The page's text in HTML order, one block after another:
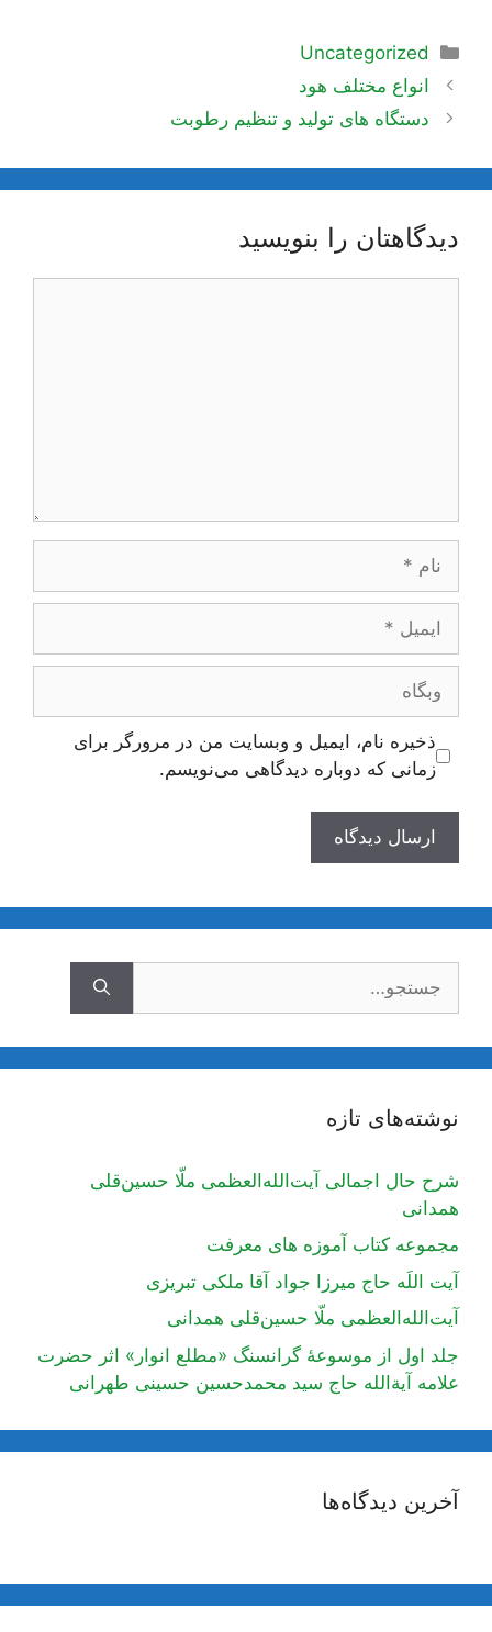
دسته‌ها
Uncategorized
ناوبری
نوشته‌ها
انواع مختلف هود
دستگاه های تولید و تنظیم رطوبت
دیدگاهتان را بنویسید
ایمیل
وبگاه
ذخیره نام، ایمیل و وبسایت من در مرورگر برای
زمانی که دوباره دیدگاهی می‌نویسم.
نوشته‌های تازه
شرح حال اجمالی آیت‌الله‌العظمی ملّا حسین‌قلی
همدانی
مجموعه کتاب آموزه های معرفت
آیت اللَه حاج میرزا جواد آقا ملکی تبریزی
آیت‌الله‌العظمی ملّا حسین‌قلی همدانی
جلد اول از موسوعۀ گرانسنگ «مطلع انوار» اثر حضرت
علامه آیة‌الله حاج سید محمدحسین حسینی طهرانی
آخرین دیدگاه‌ها